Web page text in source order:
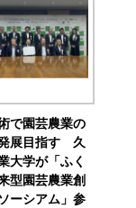
で園芸農業の
展目指す 久
大学が「ふく
型園芸農業創
ーシアム」参